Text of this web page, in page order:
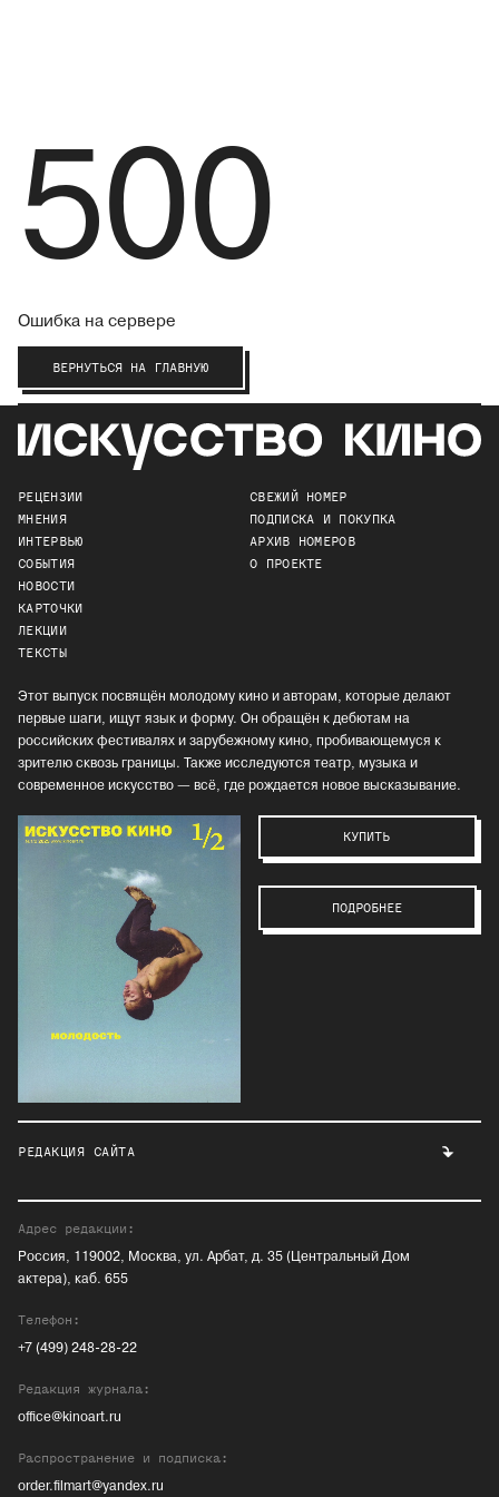
500
Ошибка на сервере
ВЕРНУТЬСЯ НА ГЛАВНУЮ
РЕЦЕНЗИИ
МНЕНИЯ
ИНТЕРВЬЮ
СОБЫТИЯ
НОВОСТИ
КАРТОЧКИ
ЛЕКЦИИ
ТЕКСТЫ
СВЕЖИЙ НОМЕР
ПОДПИСКА И ПОКУПКА
АРХИВ НОМЕРОВ
О ПРОЕКТЕ
Этот выпуск посвящён молодому кино и авторам, которые делают
первые шаги, ищут язык и форму. Он обращён к дебютам на
российских фестивалях и зарубежному кино, пробивающемуся к
зрителю сквозь границы. Также исследуются театр, музыка и
современное искусство — всё, где рождается новое высказывание.
КУПИТЬ
ПОДРОБНЕЕ
РЕДАКЦИЯ САЙТА
Адрес редакции:
Россия, 119002, Москва, ул. Арбат, д. 35 (Центральный Дом
актера), каб. 655
Телефон:
+7 (499) 248-28-22
Редакция журнала:
office@kinoart.ru
Распространение и подписка:
order.filmart@yandex.ru